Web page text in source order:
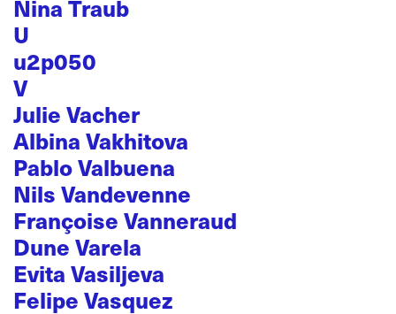
Nina Traub
U
u2p050
V
Julie Vacher
Albina Vakhitova
Pablo Valbuena
Nils Vandevenne
Françoise Vanneraud
Dune Varela
Evita Vasiljeva
Felipe Vasquez